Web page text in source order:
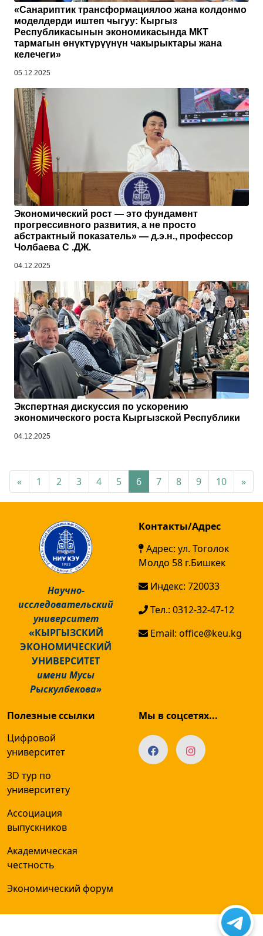
«Санариптик трансформациялоо жана колдонмо
моделдерди иштеп чыгуу: Кыргыз
Республикасынын экономикасында МКТ
тармагын өнүктүрүүнүн чакырыктары жана
келечеги»
05.12.2025
Экономический рост — это фундамент
прогрессивного развития, а не просто
абстрактный показатель» — д.э.н., профессор
Чолбаева С .ДЖ.
04.12.2025
Экспертная дискуссия по ускорению
экономического роста Кыргызской Республики
04.12.2025
« 1 2 3 4 5 6 7 8 9 10 »
Научно-
исследовательский
университет
«КЫРГЫЗСКИЙ
ЭКОНОМИЧЕСКИЙ
УНИВЕРСИТЕТ
имени Мусы
Рыскулбекова»
Контакты/Адрес
Адрес: ул. Тоголок
Молдо 58 г.Бишкек
Индекс: 720033
Тел.: 0312-32-47-12
Email: office@keu.kg
Полезные ссылки
Цифровой
университет
3D тур по
университету
Ассоциация
выпускников
Академическая
честность
Экономический форум
Мы в соцсетях...